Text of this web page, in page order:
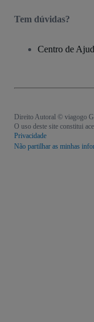
Tem dúvidas?
Centro de
Direito Autoral © viagogo
O uso deste site constitui
Privacidade
Não partilhar as minhas